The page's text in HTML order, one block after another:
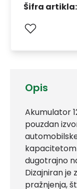
Opis
Akumulator
pouzdan
kapacitetom
dugotrajno
Dizajniran je
pražnjenja,
Šifra artikla: